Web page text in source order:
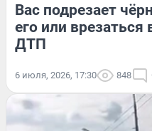
Вас подрезает
его или
ДТП
6 июля, 2026, 17:30 848